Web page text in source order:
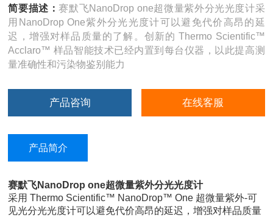
简要描述：赛默飞NanoDrop one超微量紫外分光光度计采
用NanoDrop One紫外分光光度计可以避免代价高昂的延
迟，增强对样品质量的了解。创新的 Thermo Scientific™
Acclaro™ 样品智能技术已经内置到每台仪器，以此提高测
量准确性和污染物鉴别能力
产品咨询 在线客服
产品简介
赛默飞NanoDrop one超微量紫外分光光度计
采用 Thermo Scientific™ NanoDrop™ One 超微量紫外-可
见光分光光度计可以避免代价高昂的延迟，增强对样品质量